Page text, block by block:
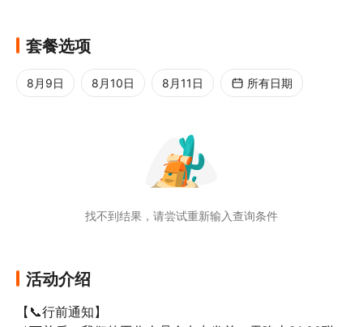
松旅程，将精力完全集中于接下来的美景。
🌊 亲临亚洲奇观，震撼体验
近距离领略亚洲第一、世界第四的德天跨国瀑
下、水雾拂面的磅礴气势，见证中越边境的自
然奇观，收获独一无二的震撼回忆。
🏞️ 一站式尽览边境多元风情
然壮阔，又能探访古朴的德天寺感受文化交
期待。
套餐选项
8月9日 8月10日 8月11日 所有日期
找不到结果，请尝试重新输入查询条件
活动介绍
【📞行前通知】